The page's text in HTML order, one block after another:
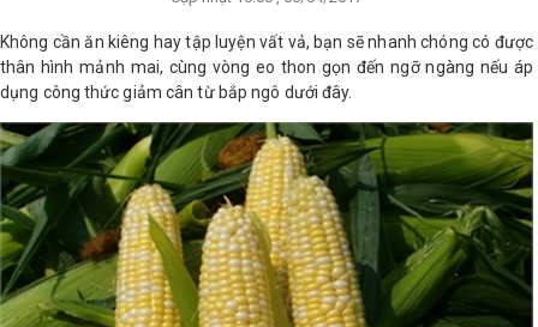
Không cần ăn kiêng hay tập luyện vất vả, bạn sẽ nhanh chóng có được
thân hình mảnh mai, cùng vòng eo thon gọn đến ngỡ ngàng nếu áp
dụng công thức giảm cân từ bắp ngô dưới đây.